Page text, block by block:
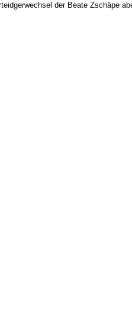
der Beate Zschäpe